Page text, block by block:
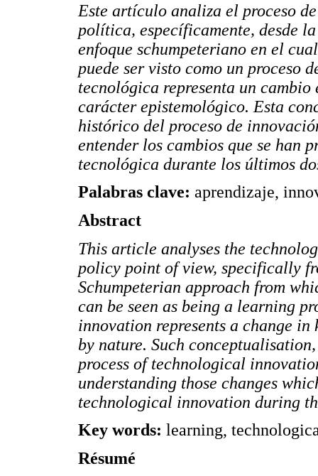
Este artículo analiza el proceso
política, específicamente, desde
enfoque schumpeteriano en el
puede ser visto como un proceso
tecnológica representa un
carácter epistemológico. Esta
histórico del proceso de
entender los cambios que se han
tecnológica durante los últimos
Palabras clave: aprendizaje,
Abstract
This article analyses the
policy point of view, specifically
Schumpeterian approach from
can be seen as being a learning
innovation represents a change
by nature. Such
process of technological
understanding those changes
technological innovation during
Key words: learning,
Résumé